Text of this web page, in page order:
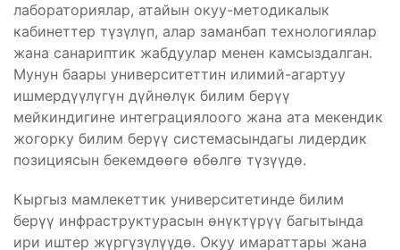
лабораториялар, атайын окуу-методикалык
кабинеттер түзүлүп, алар заманбап технологиялар
жана санариптик жабдуулар менен камсыздалган.
Мунун баары университеттин илимий-агартуу
ишмердүүлүгүн дүйнөлүк билим берүү
мейкиндигине интеграциялоого жана ата мекендик
жогорку билим берүү системасындагы лидердик
позициясын бекемдөөгө өбөлгө түзүүдө.
Кыргыз мамлекеттик университетинде билим
берүү инфраструктурасын өнүктүрүү багытында
ири иштер жүргүзүлүүдө. Окуу имараттары жана